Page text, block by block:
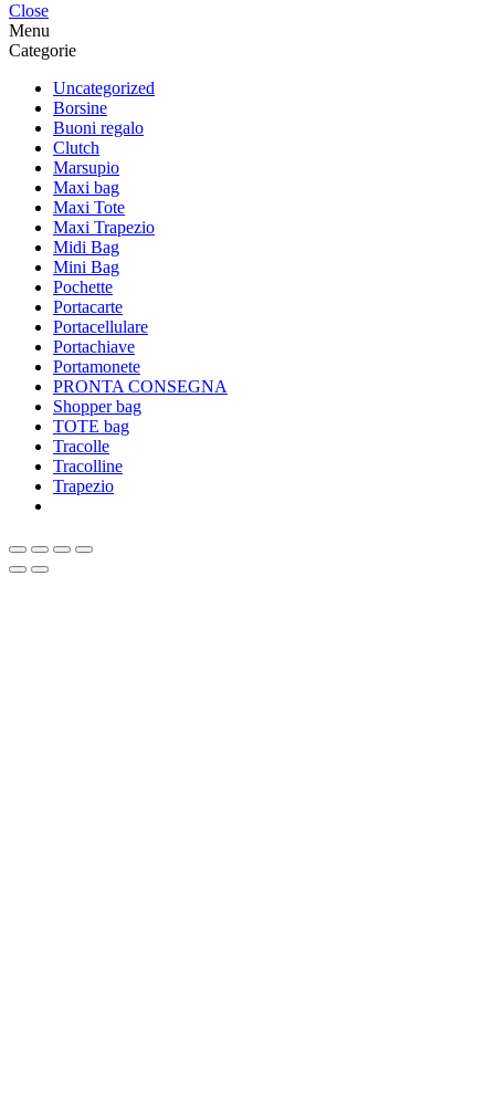
Close
Menu
Categorie
Uncategorized
Borsine
Buoni regalo
Clutch
Marsupio
Maxi bag
Maxi Tote
Maxi Trapezio
Midi Bag
Mini Bag
Pochette
Portacarte
Portacellulare
Portachiave
Portamonete
PRONTA CONSEGNA
Shopper bag
TOTE bag
Tracolle
Tracolline
Trapezio